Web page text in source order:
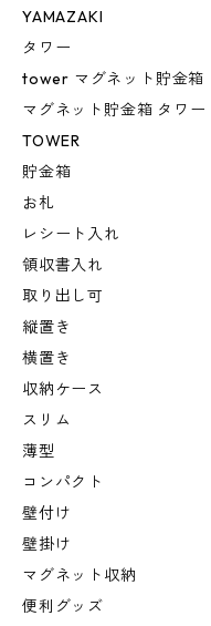
YAMAZAKI
タワー
tower マグネット貯金箱
マグネット貯金箱 タワー
TOWER
貯金箱
お札
レシート入れ
領収書入れ
取り出し可
縦置き
横置き
収納ケース
スリム
薄型
コンパクト
壁付け
壁掛け
マグネット収納
便利グッズ